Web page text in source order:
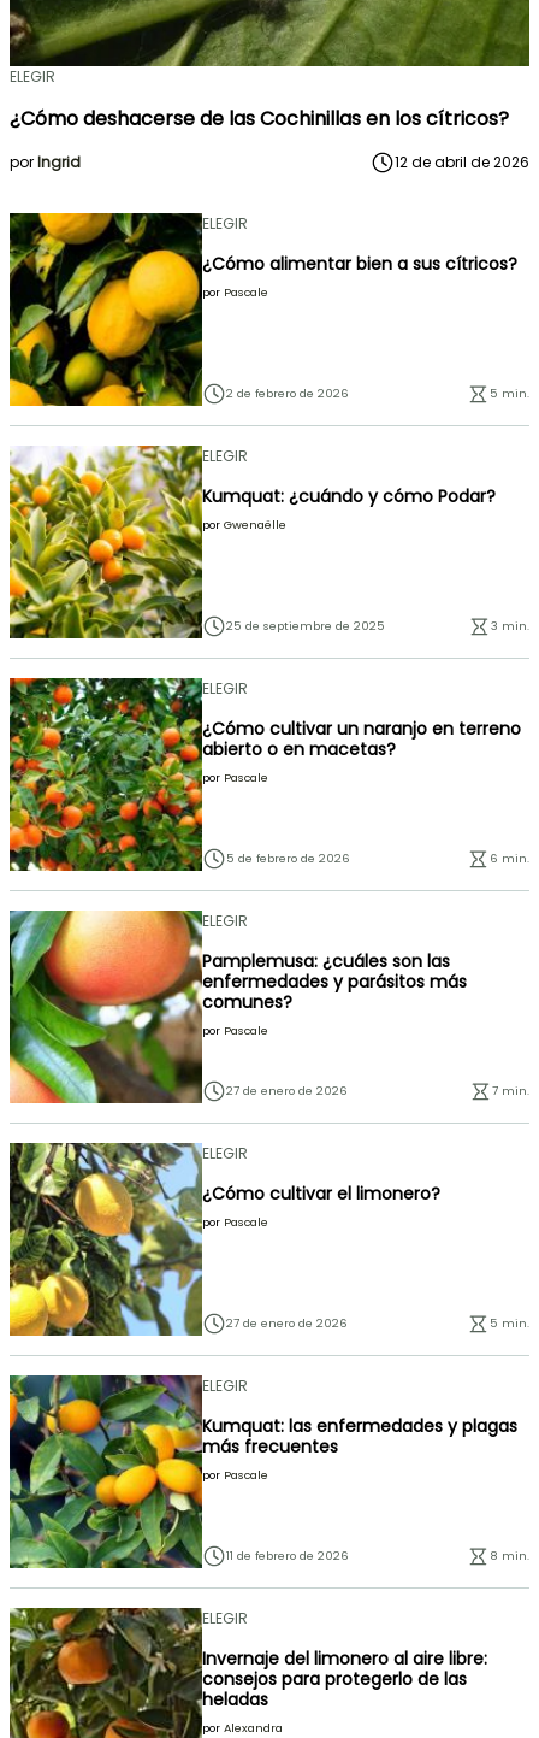
ELEGIR
¿Cómo deshacerse de las Cochinillas en los cítricos?
porIngrid 12 de abril de 2026
ELEGIR
¿Cómo alimentar bien a sus cítricos?
por Pascale
2 de febrero de 2026 5 min.
ELEGIR
Kumquat: ¿cuándo y cómo Podar?
por Gwenaëlle
25 de septiembre de 2025 3 min.
ELEGIR
¿Cómo cultivar un naranjo en terreno
abierto o en macetas?
por Pascale
5 de febrero de 2026 6 min.
ELEGIR
Pamplemusa: ¿cuáles son las
enfermedades y parásitos más
comunes?
por Pascale
27 de enero de 2026 7 min.
ELEGIR
¿Cómo cultivar el limonero?
por Pascale
27 de enero de 2026 5 min.
ELEGIR
Kumquat: las enfermedades y plagas
más frecuentes
por Pascale
11 de febrero de 2026 8 min.
ELEGIR
Invernaje del limonero al aire libre:
consejos para protegerlo de las
heladas
por Alexandra